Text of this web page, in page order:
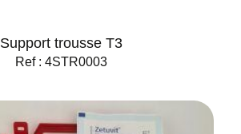
Support trousse T3
Ref : 4STR0003